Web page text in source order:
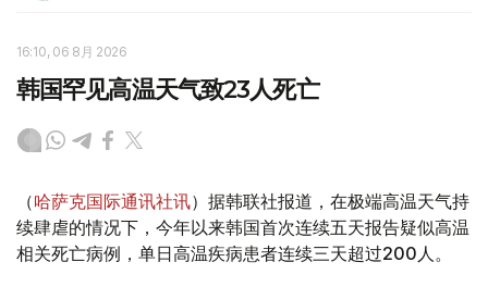
16:10, 06 8月 2026
韩国罕见高温天气致23人死亡
（哈萨克国际通讯社讯）据韩联社报道，在极端高温天气持
续肆虐的情况下，今年以来韩国首次连续五天报告疑似高温
相关死亡病例，单日高温疾病患者连续三天超过200人。